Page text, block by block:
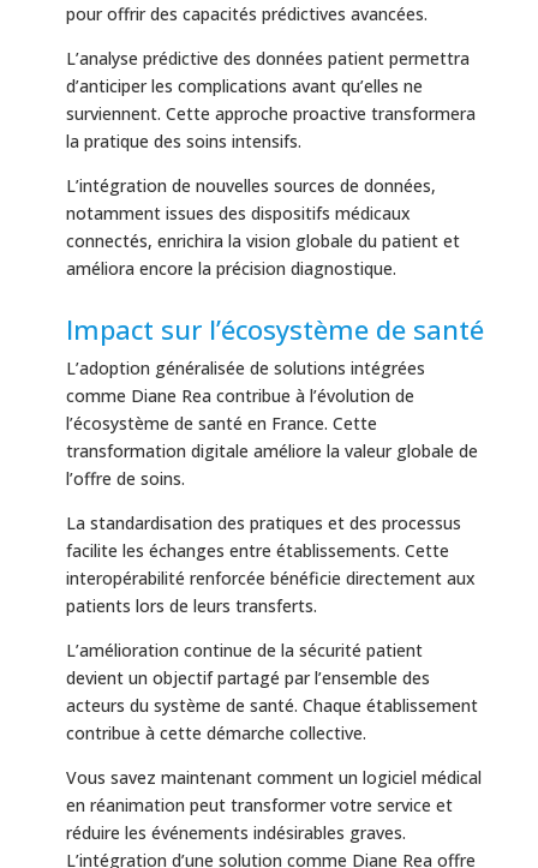
pour offrir des capacités prédictives avancées.
L’analyse prédictive des données patient permettra
d’anticiper les complications avant qu’elles ne
surviennent. Cette approche proactive transformera
la pratique des soins intensifs.
L’intégration de nouvelles sources de données,
notamment issues des dispositifs médicaux
connectés, enrichira la vision globale du patient et
améliora encore la précision diagnostique.
Impact sur l’écosystème de santé
L’adoption généralisée de solutions intégrées
comme Diane Rea contribue à l’évolution de
l’écosystème de santé en France. Cette
transformation digitale améliore la valeur globale de
l’offre de soins.
La standardisation des pratiques et des processus
facilite les échanges entre établissements. Cette
interopérabilité renforcée bénéficie directement aux
patients lors de leurs transferts.
L’amélioration continue de la sécurité patient
devient un objectif partagé par l’ensemble des
acteurs du système de santé. Chaque établissement
contribue à cette démarche collective.
Vous savez maintenant comment un logiciel médical
en réanimation peut transformer votre service et
réduire les événements indésirables graves.
L’intégration d’une solution comme Diane Rea offre